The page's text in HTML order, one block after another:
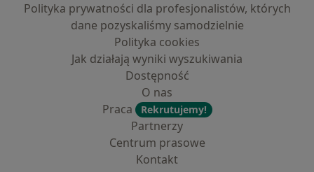
Polityka prywatności dla profesjonalistów, których
dane pozyskaliśmy samodzielnie
Polityka cookies
Jak działają wyniki wyszukiwania
Dostępność
O nas
Praca
Rekrutujemy!
Partnerzy
Centrum prasowe
Kontakt